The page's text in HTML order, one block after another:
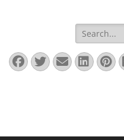
Buscar:
Facebook
Twitter
Correo